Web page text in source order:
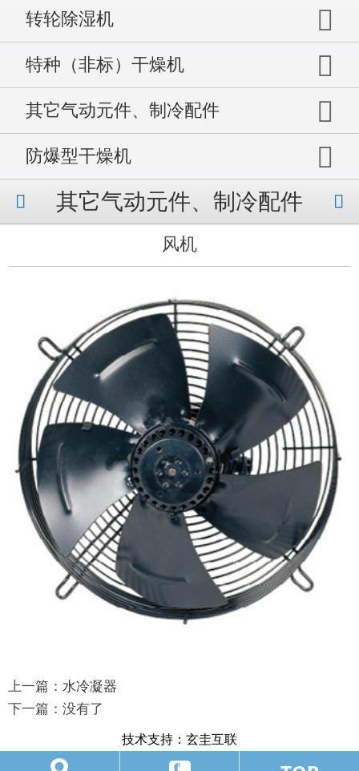
转轮除湿机
特种（非标）干燥机
其它气动元件、制冷配件
防爆型干燥机
其它气动元件、制冷配件
风机
上一篇： 水冷凝器
下一篇： 没有了
技术支持： 玄圭互联